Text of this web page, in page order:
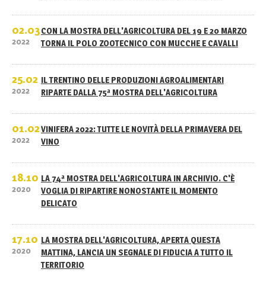
02.03
2022
CON LA MOSTRA DELL'AGRICOLTURA DEL 19 E 20 MARZO
TORNA IL POLO ZOOTECNICO CON MUCCHE E CAVALLI
25.02
2022
IL TRENTINO DELLE PRODUZIONI AGROALIMENTARI
RIPARTE DALLA 75ª MOSTRA DELL'AGRICOLTURA
01.02
2022
VINIFERA 2022: TUTTE LE NOVITÀ DELLA PRIMAVERA DEL
VINO
18.10
2020
LA 74ª MOSTRA DELL'AGRICOLTURA IN ARCHIVIO. C'È
VOGLIA DI RIPARTIRE NONOSTANTE IL MOMENTO
DELICATO
17.10
2020
LA MOSTRA DELL'AGRICOLTURA, APERTA QUESTA
MATTINA, LANCIA UN SEGNALE DI FIDUCIA A TUTTO IL
TERRITORIO